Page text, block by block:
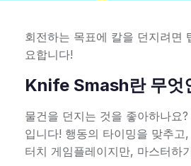
회전하는 목표에 칼을 던지려면
요합니다!
Knife Smash란 무엇
물건을 던지는 것을 좋아하나요
입니다! 행동의 타이밍을 맞추
터치 게임플레이지만, 마스터하